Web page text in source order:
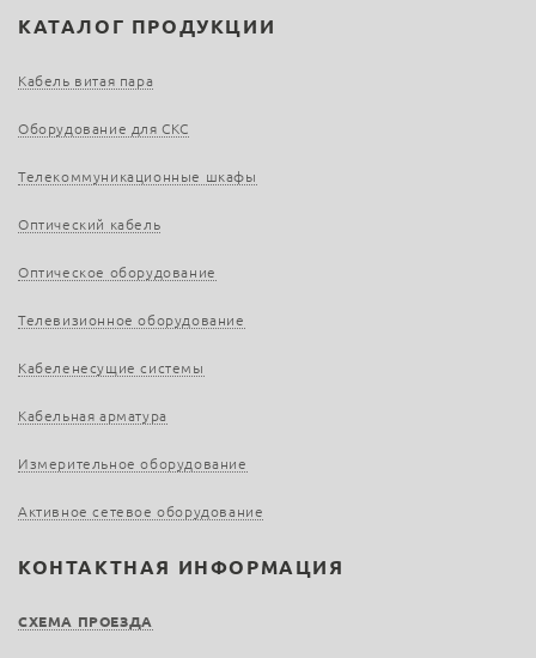
КАТАЛОГ ПРОДУКЦИИ
Кабель витая пара
Оборудование для СКС
Телекоммуникационные шкафы
Оптический кабель
Оптическое оборудование
Телевизионное оборудование
Кабеленесущие системы
Кабельная арматура
Измерительное оборудование
Активное сетевое оборудование
КОНТАКТНАЯ ИНФОРМАЦИЯ
СХЕМА ПРОЕЗДА